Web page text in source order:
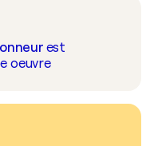
est
oeuvre